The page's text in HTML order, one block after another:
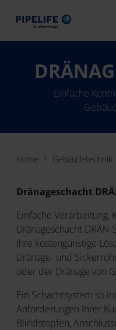
Einfache
Home Gebäudetechnik
Dränageschacht
Einfache Verarbeitung,
Dränageschacht
Ihre kostengünstige
Dränage- und
oder der Dränage von
Ein Schachtsystem so
Anforderungen Ihrer
Blindstopfen,